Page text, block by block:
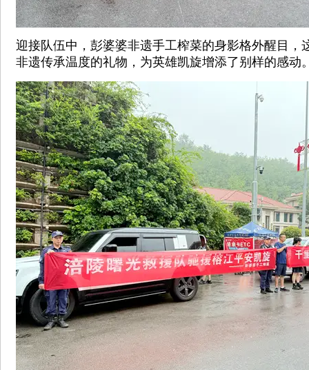
迎接队伍中，彭婆婆非遗手工榨菜的身影格外醒目，
非遗传承温度的礼物，为英雄凯旋增添了别样的感动